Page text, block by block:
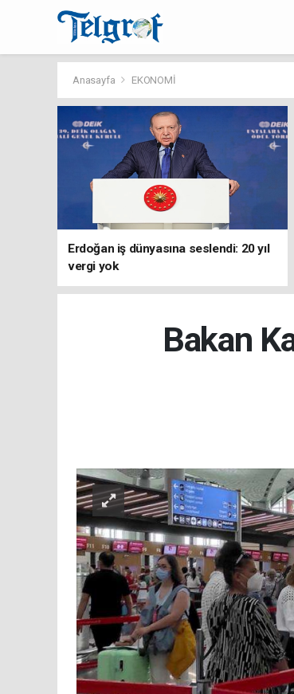
Anasayfa EKONOMİ
Erdoğan iş dünyasına seslendi: 20 yıl
vergi yok
Bakan